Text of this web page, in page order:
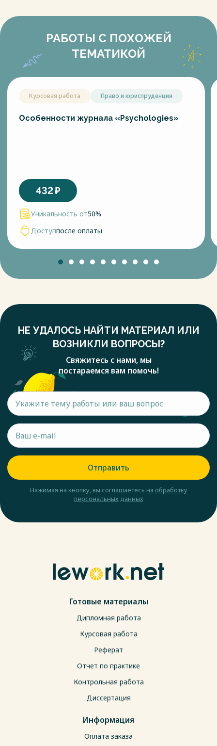
РАБОТЫ С ПОХОЖЕЙ
ТЕМАТИКОЙ
Курсовая работа Право и юриспруденция
Особенности журнала «Psychologies»
432₽
Уникальность от50%
Доступпосле оплаты
НЕ УДАЛОСЬ НАЙТИ МАТЕРИАЛ ИЛИ
ВОЗНИКЛИ ВОПРОСЫ?
Свяжитесь с нами, мы
постараемся вам помочь!
Отправить
Нажимая на кнопку, вы соглашаетесь на обработку
персональных данных
Готовые материалы
Дипломная работа
Курсовая работа
Реферат
Отчет по практике
Контрольная работа
Диссертация
Информация
Оплата заказа